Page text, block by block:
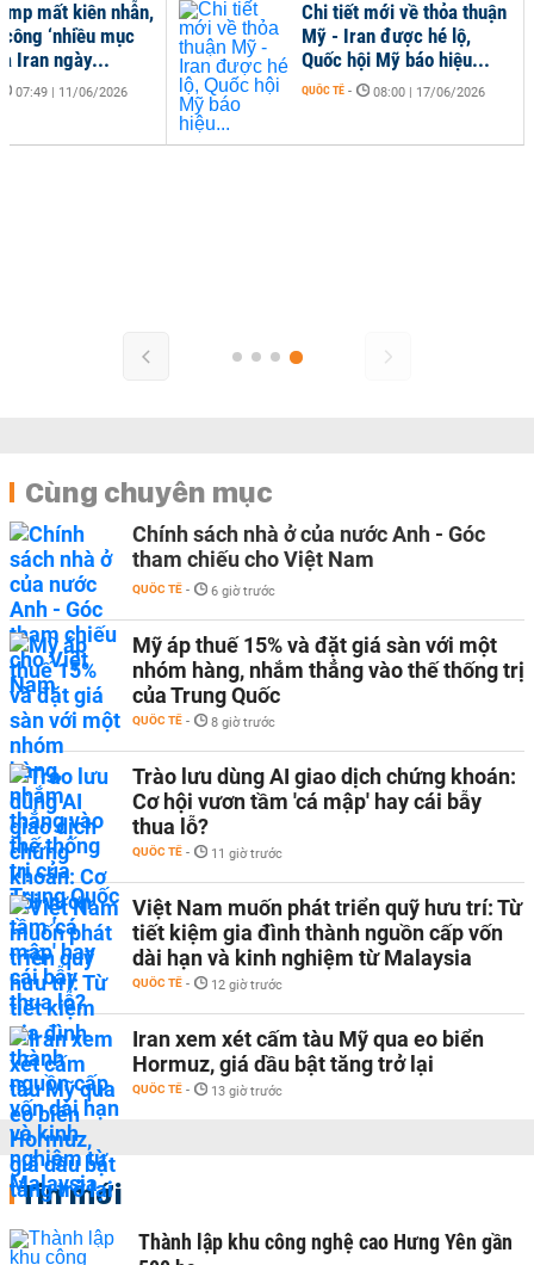
Chi tiết mới về thỏa thuận
Mỹ - Iran được hé lộ,
Quốc hội Mỹ báo hiệu...
QUỐC TẾ - 08:00 | 17/06/2026
mất kiên nhẫn,
‘nhiều mục
Iran ngày...
07:49 | 11/06/2026
Cùng chuyên mục
Chính sách nhà ở của nước Anh - Góc
tham chiếu cho Việt Nam
QUỐC TẾ - 6 giờ trước
Mỹ áp thuế 15% và đặt giá sàn với một
nhóm hàng, nhắm thẳng vào thế thống trị
của Trung Quốc
QUỐC TẾ - 8 giờ trước
Trào lưu dùng AI giao dịch chứng khoán:
Cơ hội vươn tầm 'cá mập' hay cái bẫy
thua lỗ?
QUỐC TẾ - 11 giờ trước
Việt Nam muốn phát triển quỹ hưu trí: Từ
tiết kiệm gia đình thành nguồn cấp vốn
dài hạn và kinh nghiệm từ Malaysia
QUỐC TẾ - 12 giờ trước
Iran xem xét cấm tàu Mỹ qua eo biển
Hormuz, giá dầu bật tăng trở lại
QUỐC TẾ - 13 giờ trước
Tin mới
Thành lập khu công nghệ cao Hưng Yên gần